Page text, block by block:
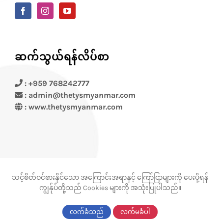
သင့်စိတ်ဝင်စားနိုင်သော အကြောင်းအရာနှင့် ကြော်ငြာများကို ပေးပို့ရန်
ကျွန်ုပ်တို့သည် Cookies များကို အသုံးပြုပါသည်။
လက်ခံသည် လက်မခံပါ
ဆက်သွယ်ရန်လိပ်စာ
: +959 768242777
: admin@thetysmyanmar.com
: www.thetysmyanmar.com
© Copyright 2012 -2026 |Thetys